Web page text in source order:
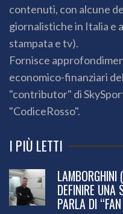
contenuti, con alcune
giornalistiche in Italia e
stampata e tv).
Fornisce
economico-finanziari
"contributor" di
"CodiceRosso".
I PIÙ LETTI
LAMBORGHINI
DEFINIRE
PARLA DI